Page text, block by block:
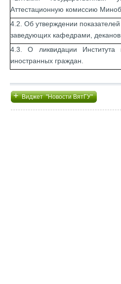
Аттестационную комиссию
4.2. Об утверждении
заведующих кафедрами, деканов
4.3. О ликвидации Института
иностранных граждан.
+Виджет "Новости ВятГУ"